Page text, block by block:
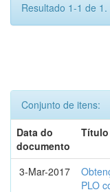
Resultado 1-1 de 1.
Conjunto de itens:
Data do
documento
Título
3-Mar-2017
PLO